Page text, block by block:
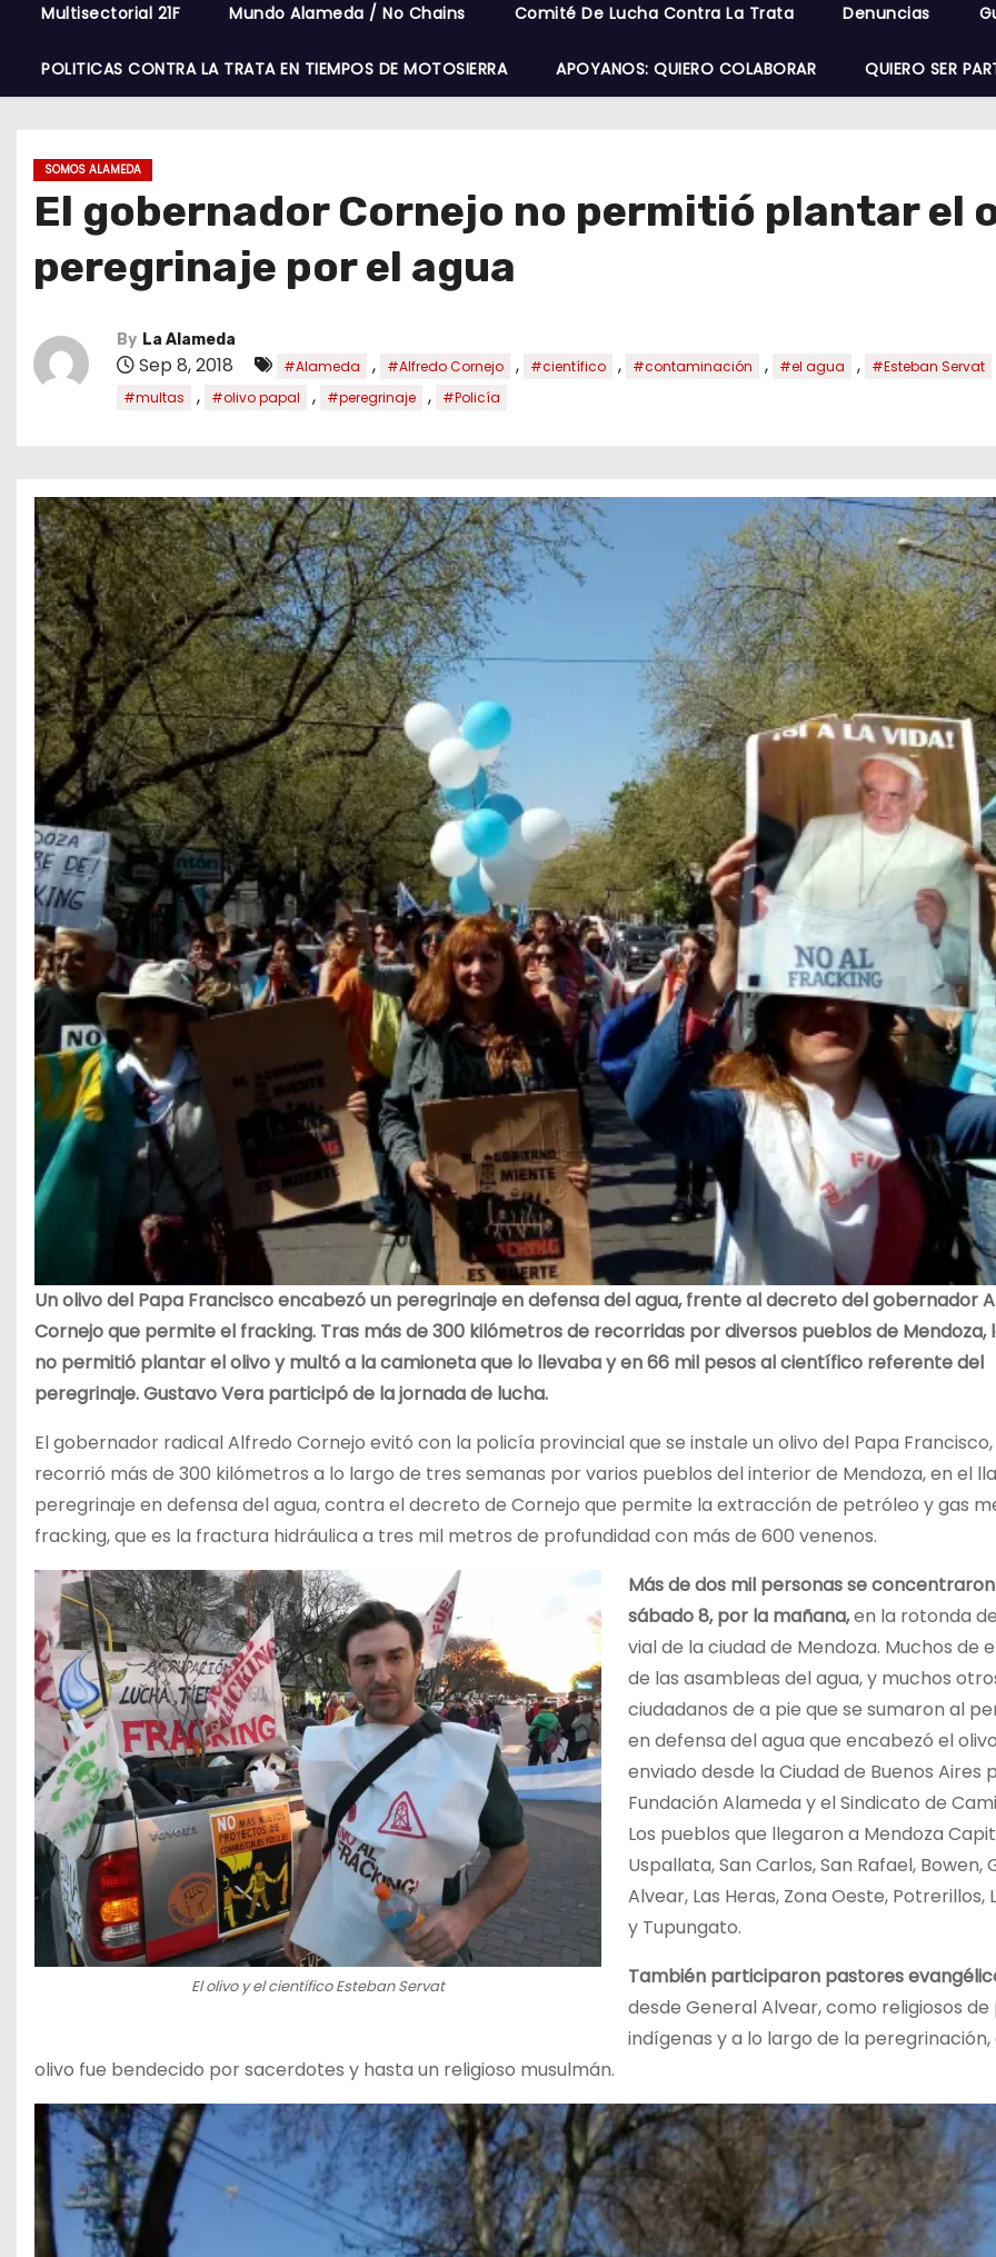
Multisectorial 21F Mundo Alameda / No Chains Comité De Lucha Contra La Trata Denuncias
POLITICAS CONTRA LA TRATA EN TIEMPOS DE MOTOSIERRA APOYANOS: QUIERO COLABORAR QUIERO SER
SOMOS ALAMEDA
El gobernador Cornejo no permitió plantar el
peregrinaje por el agua
By La Alameda
Sep 8, 2018 #Alameda , #Alfredo Cornejo , #científico , #contaminación , #el agua , #Esteban Servat
#multas , #olivo papal , #peregrinaje , #Policía
Un olivo del Papa Francisco encabezó un peregrinaje en defensa del agua, frente al decreto del gobernador
Cornejo que permite el fracking. Tras más de 300 kilómetros de recorridas por diversos pueblos de Mendoza,
no permitió plantar el olivoy multó a la camioneta que lo llevaba y en 66 mil pesos al científico referente del
peregrinaje.Gustavo Vera participó de la jornada de lucha.
El gobernador radical Alfredo Cornejo evitó con la policía provincial que se instale un olivo del Papa Francisco,
recorrió más de 300 kilómetros a lo largo de tres semanas por varios pueblos del interior de Mendoza, en el
peregrinaje en defensa del agua, contra el decreto de Cornejo que permite la extracción de petróleo y gas
fracking, que es la fractura hidráulica a tres mil metros de profundidad con más de 600 venenos.
El olivo y el científico Esteban Servat
Más de dos mil personas se
sábado 8, por la mañana,en la rotonda
vial de la ciudad de Mendoza. Muchos de
de las asambleas del agua, y muchos
ciudadanos de a pie que se sumaron al
en defensa del agua que encabezó el
enviado desde la Ciudad de Buenos Aires
Fundación Alameda y el Sindicato de
Los pueblos que llegaron a Mendoza
Uspallata, San Carlos, San Rafael, Bowen,
Alvear, Las Heras, Zona Oeste, Potrerillos,
y Tupungato.
También participaron pastores
desde General Alvear, como religiosos de
indígenas y a lo largo de la peregrinación,
olivo fue bendecido por sacerdotes y hasta un religioso musulmán.